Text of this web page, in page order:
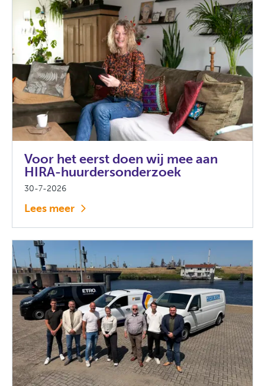
Voor het eerst doen wij mee aan
HIRA-huurdersonderzoek
30-7-2026
Lees meer